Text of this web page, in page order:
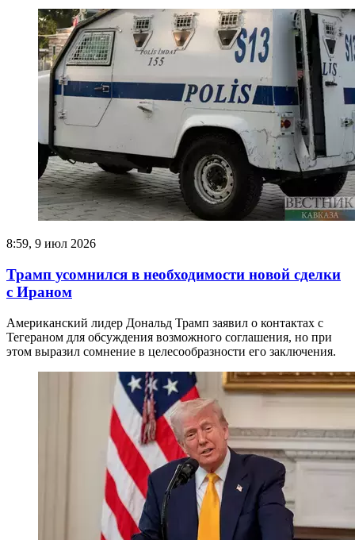
8:59, 9 июл 2026
Трамп усомнился в необходимости новой сделки
с Ираном
Американский лидер Дональд Трамп заявил о контактах с
Тегераном для обсуждения возможного соглашения, но при
этом выразил сомнение в целесообразности его заключения.